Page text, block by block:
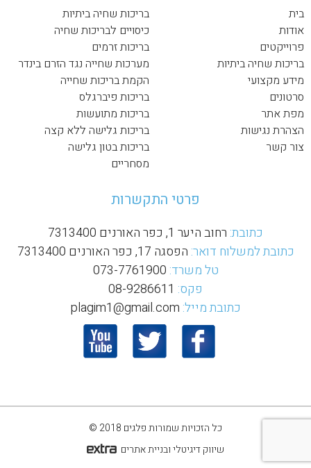
בית
אודות
פרוייקטים
בריכות שחיה ביתיות
מידע מקצועי
סרטונים
מפת אתר
הצהרת נגישות
צור קשר
בריכות שחיה ביתיות
כיסויים לבריכות שחיה
בריכות זרמים
מערכות שחייה נגד הזרם בינדר
הקמת בריכות שחייה
בריכות פיברגלס
בריכות מתועשות
בריכות גלישה ללא קצה
בריכות בטון גלישה
מסחריים
פרטי התקשרות
כתובת: רחוב היער 1, כפר האורנים 7313400
כתובת למשלוח דואר: הפסגה 17, כפר האורנים 7313400
טל משרד: 073-7761900
פקס:
כתובת מייל: plagim1@gmail.com
כל הזכויות שמורות פלגים 2018 ©
שיווק דיגיטלי ובניית אתרים